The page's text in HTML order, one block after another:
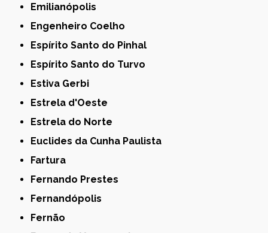
Emilianópolis
Engenheiro Coelho
Espírito Santo do Pinhal
Espírito Santo do Turvo
Estiva Gerbi
Estrela d'Oeste
Estrela do Norte
Euclides da Cunha Paulista
Fartura
Fernando Prestes
Fernandópolis
Fernão